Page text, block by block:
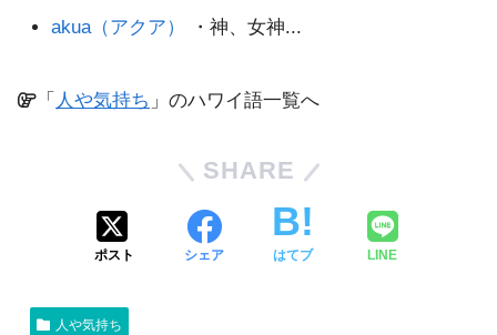
akua（アクア）
・神、女神...
「 人や気持ち 」のハワイ語一覧へ
SHARE
ポスト シェア はてブ LINE
人や気持ち